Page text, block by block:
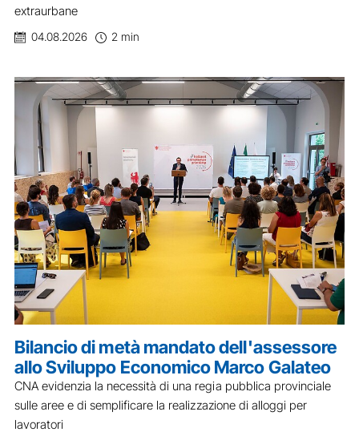
extraurbane
04.08.2026 2 min
Bilancio di metà mandato dell'assessore
allo Sviluppo Economico Marco Galateo
CNA evidenzia la necessità di una regia pubblica provinciale
sulle aree e di semplificare la realizzazione di alloggi per
lavoratori